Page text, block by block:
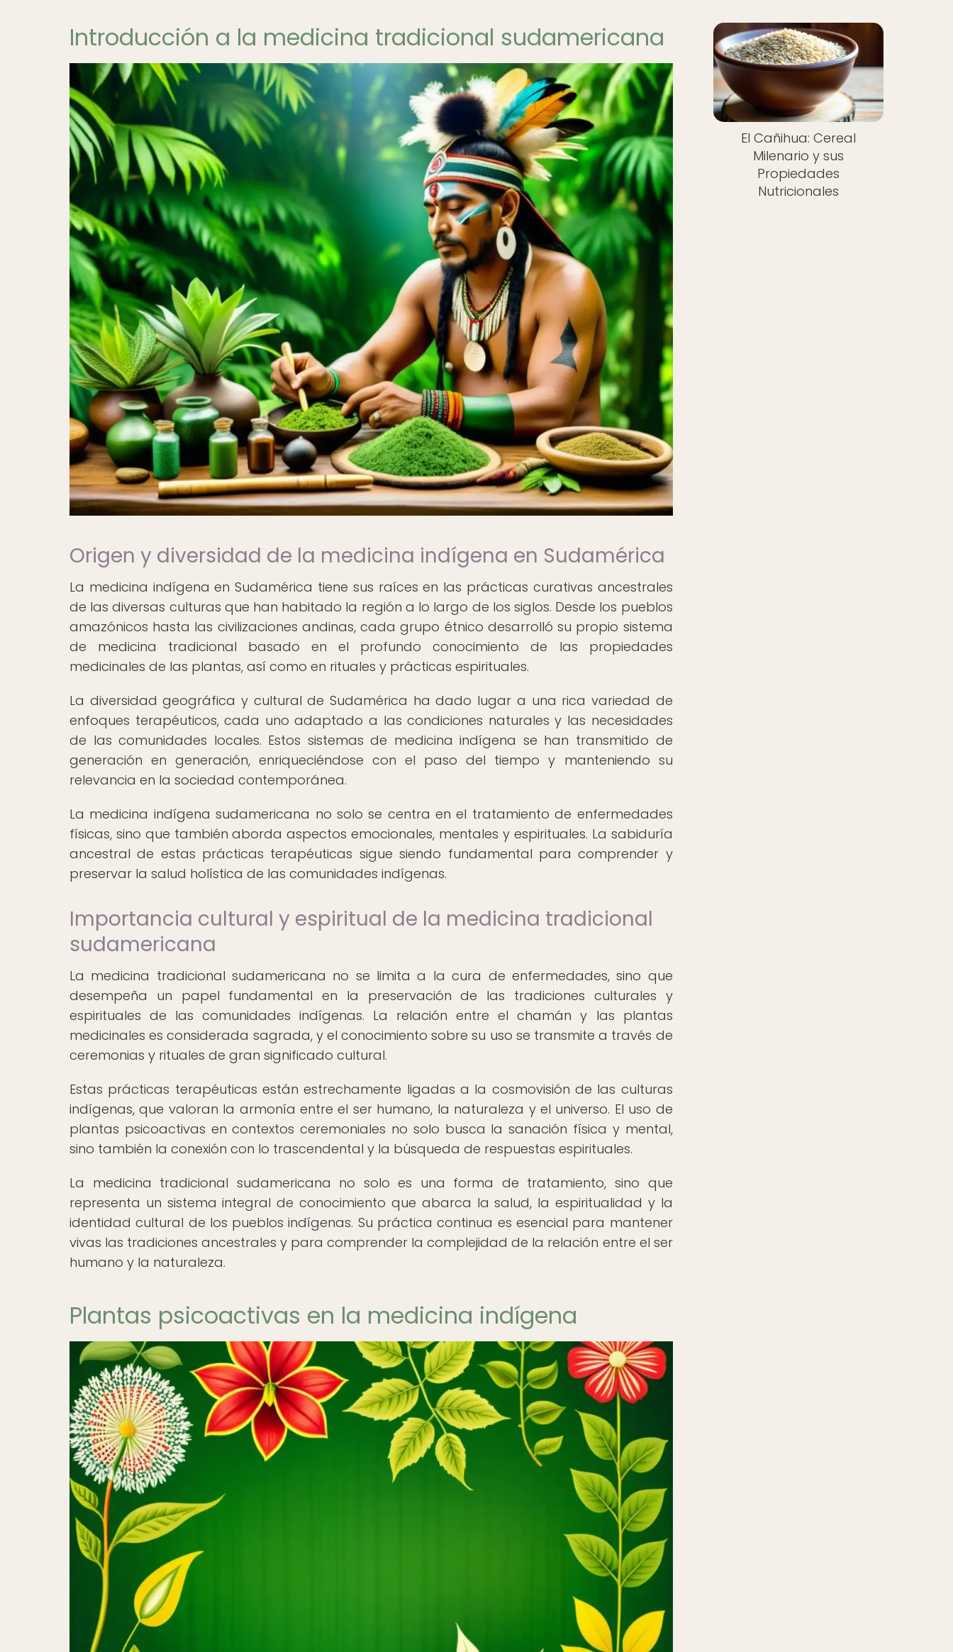
Introducción a la medicina tradicional sudamericana
Origen y diversidad de la medicina indígena en Sudamérica
La medicina indígena en Sudamérica tiene sus raíces en las prácticas curativas ancestrales
de las diversas culturas que han habitado la región a lo largo de los siglos. Desde los pueblos
amazónicos hasta las civilizaciones andinas, cada grupo étnico desarrolló su propio sistema
de medicina tradicional basado en el profundo conocimiento de las propiedades
medicinales de las plantas, así como en rituales y prácticas espirituales.
La diversidad geográfica y cultural de Sudamérica ha dado lugar a una rica variedad de
enfoques terapéuticos, cada uno adaptado a las condiciones naturales y las necesidades
de las comunidades locales. Estos sistemas de medicina indígena se han transmitido de
generación en generación, enriqueciéndose con el paso del tiempo y manteniendo su
relevancia en la sociedad contemporánea.
La medicina indígena sudamericana no solo se centra en el tratamiento de enfermedades
físicas, sino que también aborda aspectos emocionales, mentales y espirituales. La sabiduría
ancestral de estas prácticas terapéuticas sigue siendo fundamental para comprender y
preservar la salud holística de las comunidades indígenas.
Importancia cultural y espiritual de la medicina tradicional
sudamericana
La medicina tradicional sudamericana no se limita a la cura de enfermedades, sino que
desempeña un papel fundamental en la preservación de las tradiciones culturales y
espirituales de las comunidades indígenas. La relación entre el chamán y las plantas
medicinales es considerada sagrada, y el conocimiento sobre su uso se transmite a través de
ceremonias y rituales de gran significado cultural.
Estas prácticas terapéuticas están estrechamente ligadas a la cosmovisión de las culturas
indígenas, que valoran la armonía entre el ser humano, la naturaleza y el universo. El uso de
plantas psicoactivas en contextos ceremoniales no solo busca la sanación física y mental,
sino también la conexión con lo trascendental y la búsqueda de respuestas espirituales.
La medicina tradicional sudamericana no solo es una forma de tratamiento, sino que
representa un sistema integral de conocimiento que abarca la salud, la espiritualidad y la
identidad cultural de los pueblos indígenas. Su práctica continua es esencial para mantener
vivas las tradiciones ancestrales y para comprender la complejidad de la relación entre el ser
humano y la naturaleza.
Plantas psicoactivas en la medicina indígena
El Cañihua: Cereal
Milenario y sus
Propiedades
Nutricionales